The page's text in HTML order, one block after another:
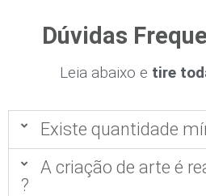
Dúvidas
Leia abaixo e tire
Existe quantidade
A criação de arte é
?